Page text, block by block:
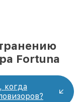
Fortuna
когда